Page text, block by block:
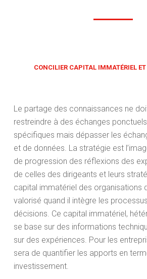
CONCILIER CAPITAL IMMATÉRIEL
Le partage des connaissances ne
restreindre à des échanges
spécifiques mais dépasser les
et de données. La stratégie est
de progression des réflexions des
de celles des dirigeants et leurs
capital immatériel des organisations
valorisé quand il intègre les
décisions. Ce capital immatériel,
se base sur des informations
sur des expériences. Pour les
sera de quantifier les apports en
investissement.